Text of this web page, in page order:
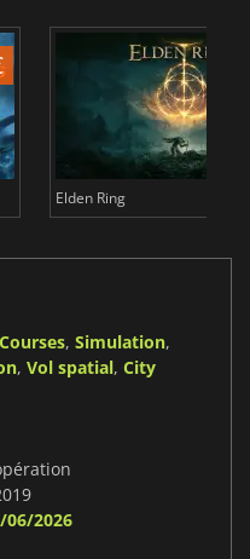
Elden Ring
Courses, Simulation,
, Vol spatial, City
06/2026